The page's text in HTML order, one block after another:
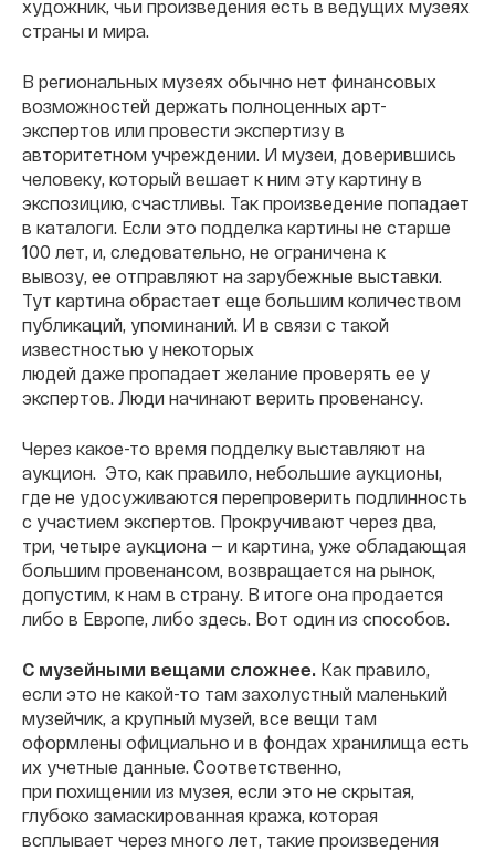
художник, чьи произведения есть в ведущих музеях
страны и мира.
В региональных музеях обычно нет финансовых
возможностей держать полноценных арт-
экспертов или провести экспертизу в
авторитетном учреждении. И музеи, доверившись
человеку, который вешает к ним эту картину в
экспозицию, счастливы. Так произведение попадает
в каталоги. Если это подделка картины не старше
100 лет, и, следовательно, не ограничена к
вывозу, ее отправляют на зарубежные выставки.
Тут картина обрастает еще большим количеством
публикаций, упоминаний. И в связи с такой
известностью у некоторых
людей даже пропадает желание проверять ее у
экспертов. Люди начинают верить провенансу.
Через какое-то время подделку выставляют на
аукцион. Это, как правило, небольшие аукционы,
где не удосуживаются перепроверить подлинность
с участием экспертов. Прокручивают через два,
три, четыре аукциона — и картина, уже обладающая
большим провенансом, возвращается на рынок,
допустим, к нам в страну. В итоге она продается
либо в Европе, либо здесь. Вот один из способов.
С музейными вещами сложнее. Как правило,
если это не какой-то там захолустный маленький
музейчик, а крупный музей, все вещи там
оформлены официально и в фондах хранилища есть
их учетные данные. Соответственно,
при похищении из музея, если это не скрытая,
глубоко замаскированная кража, которая
всплывает через много лет, такие произведения